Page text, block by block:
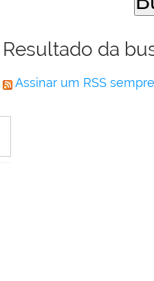
Resultado da
Assinar um RSS